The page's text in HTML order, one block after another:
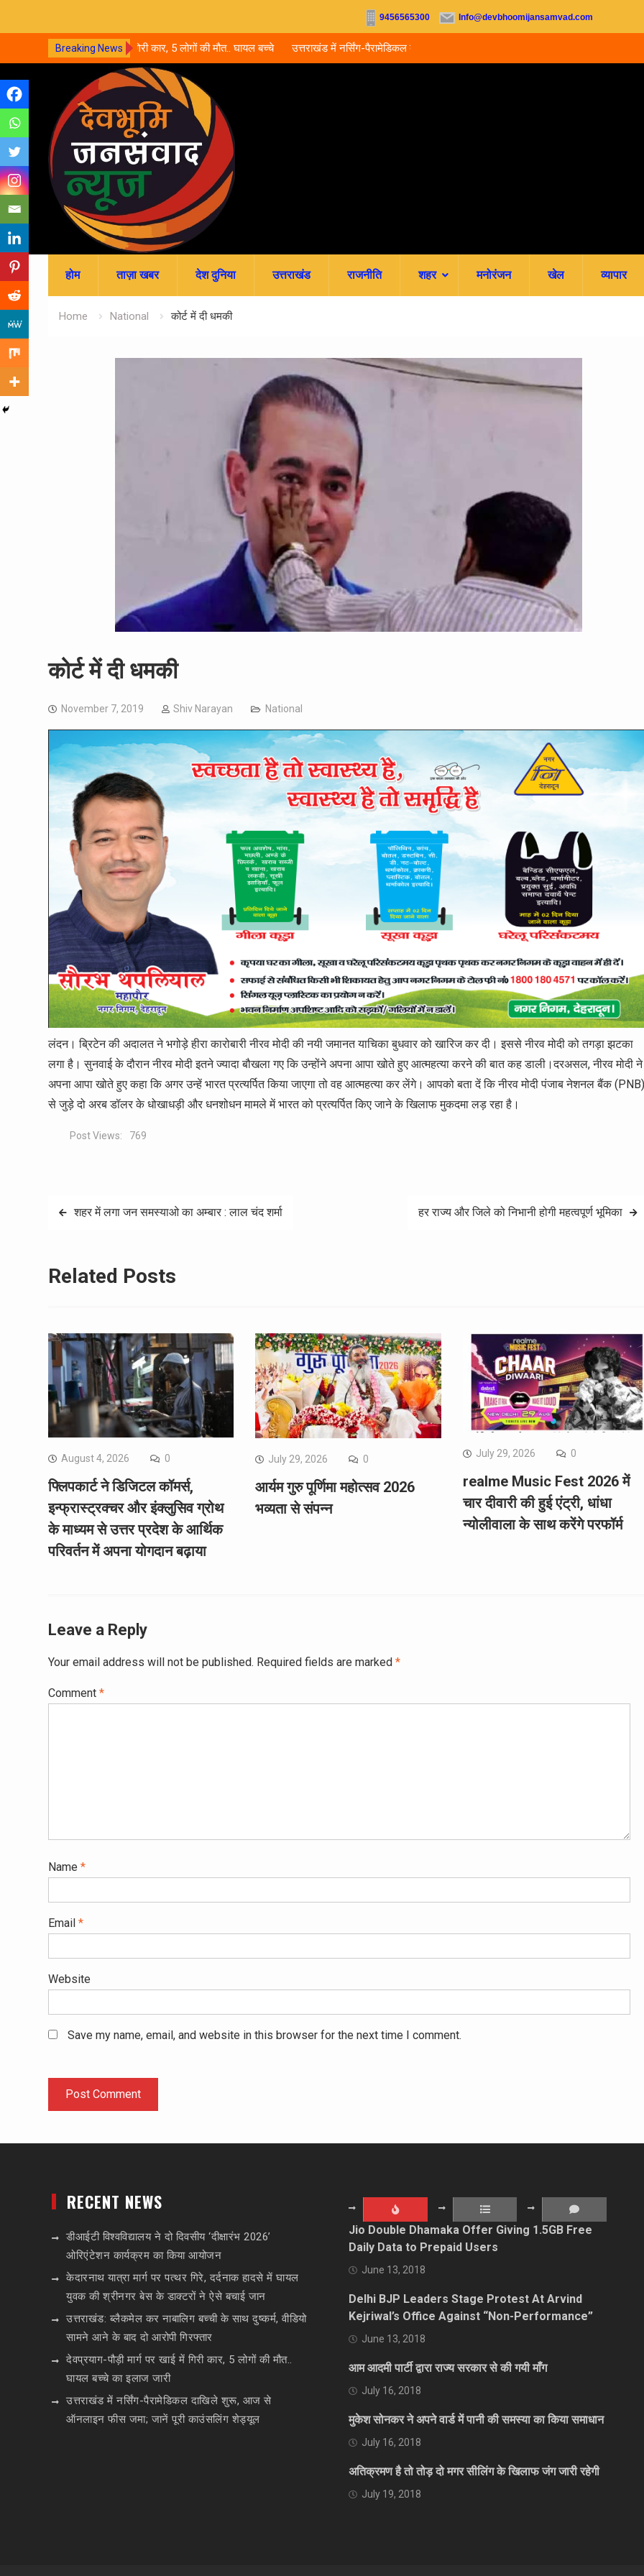
9456565300 Info@devbhoomijansamvad.com
Breaking News
कार, 5 लोगों की मौत.. घायल बच्चे
उत्तराखंड में नर्सिंग-पैरामेडिकल दाखिले शुरू, आज से ऑनलाइन फीस
जमा; जानें पूरी काउंसलिंग शेड्यूल
to
content
होम ताज़ा खबर देश दुनिया उत्तराखंड राजनीति शहर मनोरंजन खेल व्यापार
Home National कोर्ट में दी धमकी
कोर्ट में दी धमकी
November 7, 2019 Shiv Narayan National
लंदन। ब्रिटेन की अदालत ने भगोड़े हीरा कारोबारी नीरव मोदी की नयी जमानत याचिका बुधवार को खारिज कर दी। इससे नीरव मोदी को तगड़ा झटका
लगा है। सुनवाई के दौरान नीरव मोदी इतने ज्यादा बौखला गए कि उन्होंने अपना आपा खोते हुए आत्महत्या करने की बात कह डाली।दरअसल, नीरव मोदी ने
अपना आपा खोते हुए कहा कि अगर उन्हें भारत प्रत्यर्पित किया जाएगा तो वह आत्महत्या कर लेंगे। आपको बता दें कि नीरव मोदी पंजाब नेशनल बैंक (PNB)
से जुड़े दो अरब डॉलर के धोखाधड़ी और धनशोधन मामले में भारत को प्रत्यर्पित किए जाने के खिलाफ मुकदमा लड़ रहा है।
Post Views: 769
Postशहर में लगा जन समस्याओ का अम्बार : लाल चंद शर्मा हर राज्य और जिले को निभानी होगी महत्वपूर्ण भूमिका
Related Posts
August 4, 2026 0
फ्लिपकार्ट ने डिजिटल कॉमर्स,
इन्फ्रास्ट्रक्चर और इंक्लुसिव ग्रोथ
के माध्यम से उत्तर प्रदेश के आर्थिक
परिवर्तन में अपना योगदान बढ़ाया
July 29, 2026 0
आर्यम गुरु पूर्णिमा महोत्सव 2026
भव्यता से संपन्न
July 29, 2026 0
realme Music Fest 2026 में
चार दीवारी की हुई एंट्री, धांधा
न्योलीवाला के साथ करेंगे परफॉर्म
Leave a Reply
Your email address will not be published. Required fields are marked *
Comment *
Name *
Email *
Website
Save my name, email, and website in this browser for the next time I comment.
RECENT NEWS
डीआईटी विश्वविद्यालय ने दो दिवसीय ‘दीक्षारंभ 2026’
ओरिएंटेशन कार्यक्रम का किया आयोजन
केदारनाथ यात्रा मार्ग पर पत्थर गिरे, दर्दनाक हादसे में घायल
युवक की श्रीनगर बेस के डाक्टरों ने ऐसे बचाई जान
उत्तराखंड: ब्लैकमेल कर नाबालिग बच्ची के साथ दुष्कर्म, वीडियो
सामने आने के बाद दो आरोपी गिरफ्तार
देवप्रयाग-पौड़ी मार्ग पर खाई में गिरी कार, 5 लोगों की मौत..
घायल बच्चे का इलाज जारी
उत्तराखंड में नर्सिंग-पैरामेडिकल दाखिले शुरू, आज से
ऑनलाइन फीस जमा; जानें पूरी काउंसलिंग शेड्यूल
Jio Double Dhamaka Offer Giving 1.5GB Free
Daily Data to Prepaid Users
June 13, 2018
Delhi BJP Leaders Stage Protest At Arvind
Kejriwal’s Office Against “Non-Performance”
June 13, 2018
आम आदमी पार्टी द्वारा राज्य सरकार से की गयी माँग
July 16, 2018
मुकेश सोनकर ने अपने वार्ड में पानी की समस्या का किया समाधान
July 16, 2018
अतिक्रमण है तो तोड़ दो मगर सीलिंग के खिलाफ जंग जारी रहेगी
July 19, 2018